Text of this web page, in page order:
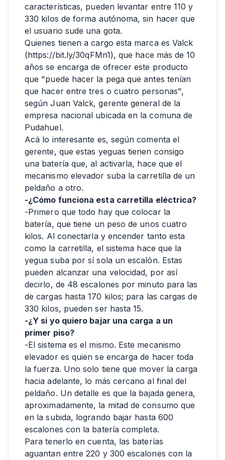
características, pueden levantar entre 110 y
330 kilos de forma autónoma, sin hacer que
el usuario sude una gota.
Quienes tienen a cargo esta marca es Valck
(https://bit.ly/30qFMn1), que hace más de 10
años se encarga de ofrecer este producto
que "puede hacer la pega que antes tenían
que hacer entre tres o cuatro personas",
según Juan Valck, gerente general de la
empresa nacional ubicada en la comuna de
Pudahuel.
Acá lo interesante es, según comenta el
gerente, que estas yeguas tienen consigo
una batería que, al activarla, hace que el
mecanismo elevador suba la carretilla de un
peldaño a otro.
-¿Cómo funciona esta carretilla eléctrica?
-Primero que todo hay que colocar la
batería, que tiene un peso de unos cuatro
kilos. Al conectarla y encender tanto esta
como la carretilla, el sistema hace que la
yegua suba por sí sola un escalón. Estas
pueden alcanzar una velocidad, por así
decirlo, de 48 escalones por minuto para las
de cargas hasta 170 kilos; para las cargas de
330 kilos, pueden ser hasta 15.
-¿Y si yo quiero bajar una carga a un
primer piso?
-El sistema es el mismo. Este mecanismo
elevador es quien se encarga de hacer toda
la fuerza. Uno solo tiene que mover la carga
hacia adelante, lo más cercano al final del
peldaño. Un detalle es que la bajada genera,
aproximadamente, la mitad de consumo que
en la subida, logrando bajar hasta 600
escalones con la batería completa.
Para tenerlo en cuenta, las baterías
aguantan entre 220 y 300 escalones con la